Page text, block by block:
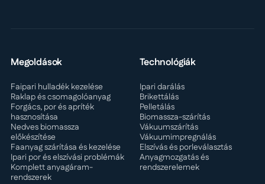
Megoldások
Faipari hulladék kezelése
Raklap és csomagolóanyag
Forgács, por és apríték
hasznosítása
Nedves biomassza
előkészítése
Faanyag szárítása és kezelése
Ipari por és elszívási problémák
Komplett anyagáram-
rendszerek
Technológiák
Ipari darálás
Brikettálás
Pelletálás
Biomassza-szárítás
Vákuumszárítás
Vákuumimpregnálás
Elszívás és porleválasztás
Anyagmozgatás és
rendszerelemek